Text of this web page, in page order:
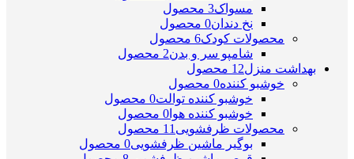
مسواک3 محصول
نخ دندان0 محصول
محصولات کودک6 محصول
شامپو سر و بدن2 محصول
بهداشت منزل12 محصول
خوشبو کننده0 محصول
خوشبو کننده توالت0 محصول
خوشبو کننده هوا 0 محصول
محصولات ظرفشویی 11 محصول
بوگیر ماشین ظرفشویی0 محصول